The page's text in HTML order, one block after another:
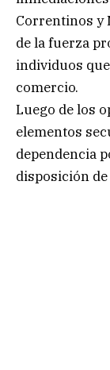
Correntinos y
de la fuerza
individuos
comercio.
Luego de los
elementos
dependencia
disposición